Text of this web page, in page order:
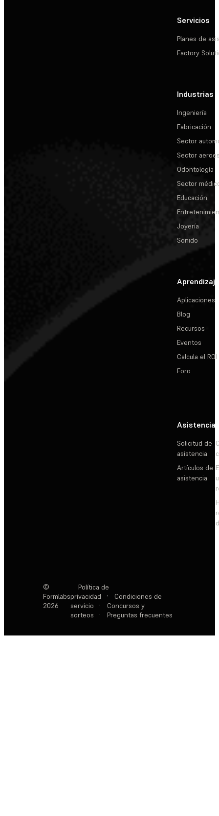
Servicios
Planes de
Factory
Industrias
Ingeniería
Fabricación
Sector
Sector
Odontología
Sector
Educación
Joyería
Sonido
Aprendizaje
Aplicaciones
Blog
Recursos
Eventos
Calcula el ROI
Foro
Asistencia
Solicitud de
asistencia
Artículos de
asistencia
©
Formlabs
2026
Política de
privacidad
·
Condiciones de
servicio
·
Concursos y
sorteos
· Preguntas frecuentes